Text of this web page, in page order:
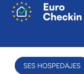
SES HOSPEDAJES